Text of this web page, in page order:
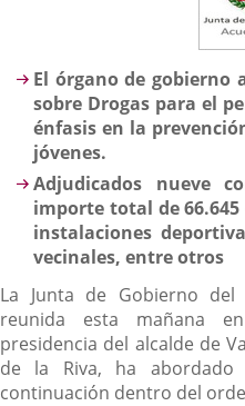
Descripción
El órgano de gobierno
sobre Drogas para el
énfasis en la
jóvenes.
Adjudicados nueve
importe total de
instalaciones
vecinales, entre otros
La Junta de Gobierno del
reunida esta mañana
presidencia del alcalde de
de la Riva, ha
continuación dentro del